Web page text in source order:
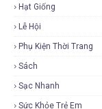
Hạt Giống
Lễ Hội
Phụ Kiện Thời Trang
Sách
Sạc Nhanh
Sức Khỏe Trẻ Em